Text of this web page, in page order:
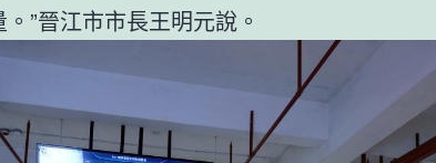
”晉江市市長王明元說。